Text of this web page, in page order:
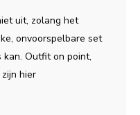
uit, zolang het
onvoorspelbare set
Outfit on point,
zijn hier